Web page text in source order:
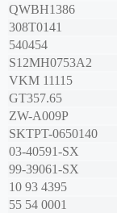
QWBH1386
308T0141
540454
S12MH0753A2
VKM 11115
GT357.65
ZW-A009P
SKTPT-0650140
03-40591-SX
99-39061-SX
10 93 4395
55 54 0001